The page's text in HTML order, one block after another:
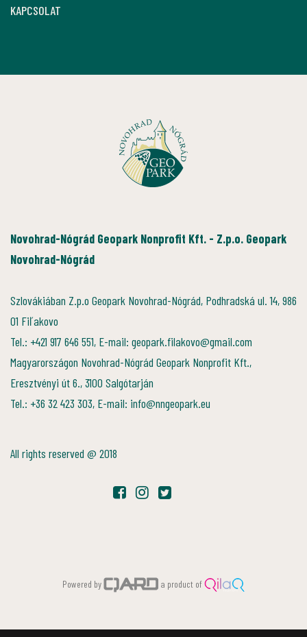
KAPCSOLAT
Novohrad-Nógrád Geopark Nonprofit Kft. - Z.p.o. Geopark
Novohrad-Nógrád
Szlovákiában Z.p.o Geopark Novohrad-Nógrád, Podhradská ul. 14, 986
01 Fiľakovo
Tel.: +421 917 646 551, E-mail: geopark.filakovo@gmail.com
Magyarországon Novohrad-Nógrád Geopark Nonprofit Kft.,
Eresztvényi út 6., 3100 Salgótarján
Tel.: +36 32 423 303, E-mail: info@nngeopark.eu
All rights reserved @ 2018
Powered by a product of